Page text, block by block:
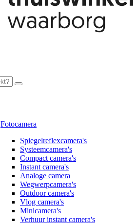
Fotocamera
Spiegelreflexcamera's
Systeemcamera's
Compact camera's
Instant camera's
Analoge camera
Wegwerpcamera's
Outdoor camera's
Vlog camera's
Minicamera's
Verhuur instant camera's